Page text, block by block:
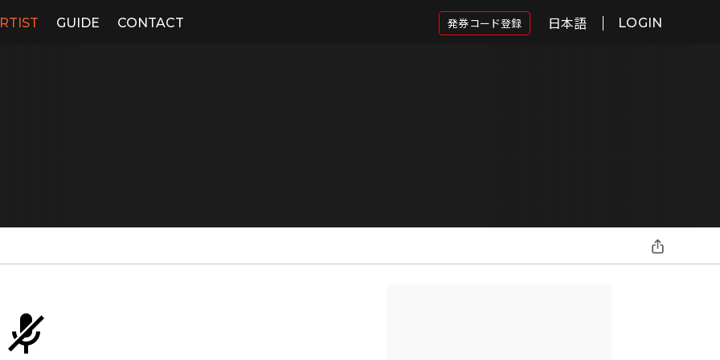
GUIDE CONTACT 発券コード登録 日本語 LOGIN